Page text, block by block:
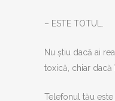
– ESTE TOTUL.
Nu știu dacă ai
toxică, chiar
Telefonul tău